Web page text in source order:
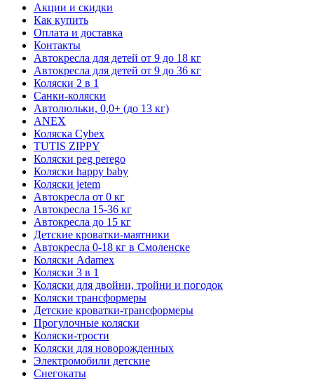
Акции и скидки
Как купить
Оплата и доставка
Контакты
Автокресла для детей от 9 до 18 кг
Автокресла для детей от 9 до 36 кг
Коляски 2 в 1
Санки-коляски
Автолюльки, 0,0+ (до 13 кг)
ANEX
Коляска Cybex
TUTIS ZIPPY
Коляски peg perego
Коляски happy baby
Коляски jetem
Автокресла от 0 кг
Автокресла 15-36 кг
Автокресла до 15 кг
Детские кроватки-маятники
Автокресла 0-18 кг в Смоленске
Коляски Adamex
Коляски 3 в 1
Коляски для двойни, тройни и погодок
Коляски трансформеры
Детские кроватки-трансформеры
Прогулочные коляски
Коляски-трости
Коляски для новорожденных
Электромобили детские
Снегокаты